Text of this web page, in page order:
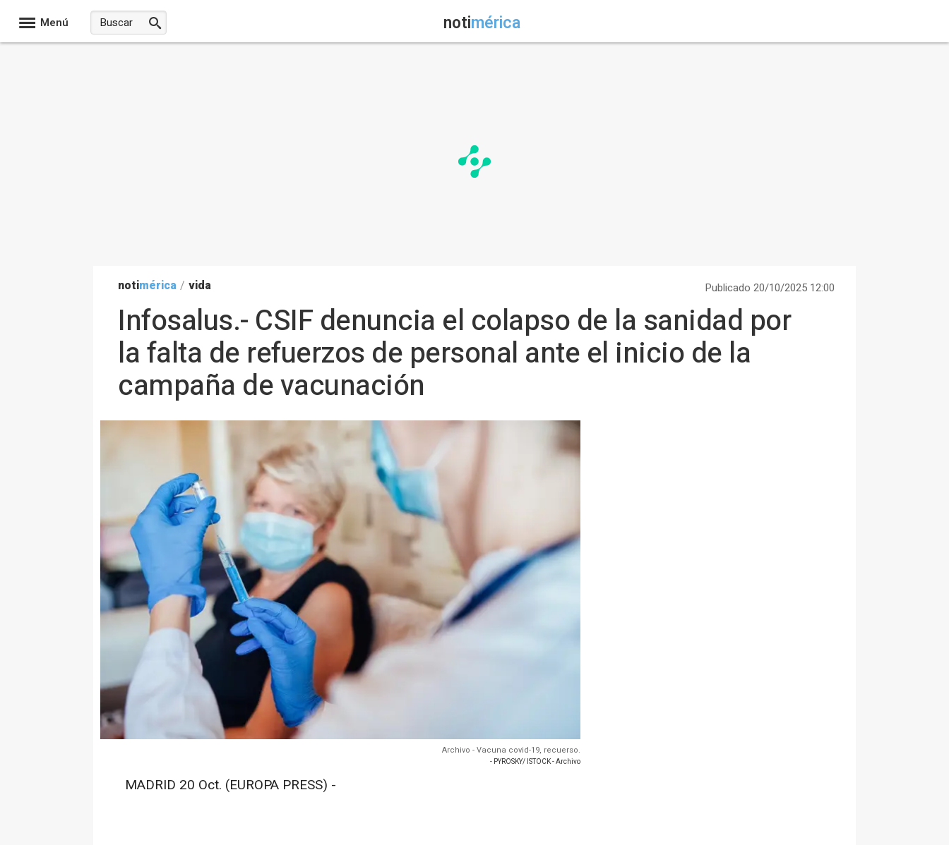
Menú notimérica
notimérica / vida Publicado 20/10/2025 12:00
Infosalus.- CSIF denuncia el colapso de la sanidad por
la falta de refuerzos de personal ante el inicio de la
campaña de vacunación
Archivo - Vacuna covid-19, recuerso.
- PYROSKY/ ISTOCK - Archivo
MADRID 20 Oct. (EUROPA PRESS) -